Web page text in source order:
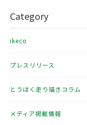
Category
ikeco
プレスリリース
とうほく走り描きコラム
メディア掲載情報